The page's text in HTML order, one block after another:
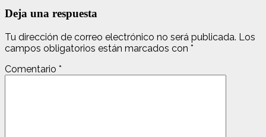
Deja una respuesta
Tu dirección de correo electrónico no será publicada. Los
campos obligatorios están marcados con *
Comentario *